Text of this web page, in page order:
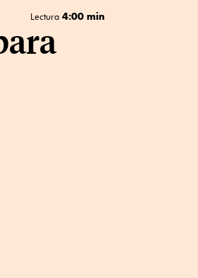
Lectura 4:00 min